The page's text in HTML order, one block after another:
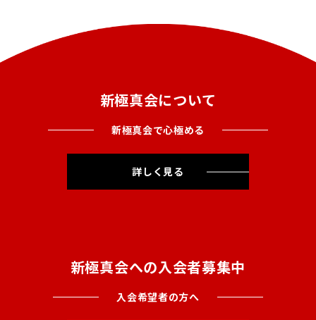
新極真会について
新極真会で心極める
詳しく見る
新極真会への入会者募集中
入会希望者の方へ